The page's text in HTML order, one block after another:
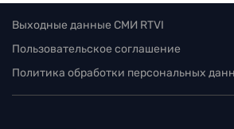
Выходные данные СМИ RTVI
Пользовательское соглашение
Политика обработки персональных